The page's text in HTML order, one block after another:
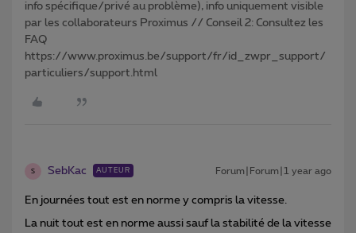
info spécifique/privé au problème), info uniquement visible
par les collaborateurs Proximus // Conseil 2: Consultez les
FAQ
https://www.proximus.be/support/fr/id_zwpr_support/
particuliers/support.html
S SebKac AUTEUR Forum|Forum|1 year ago
En journées tout est en norme y compris la vitesse.
La nuit tout est en norme aussi sauf la stabilité de la vitesse